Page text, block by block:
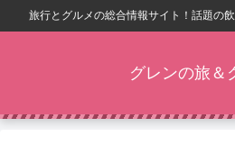
旅行とグルメの総合情報サイト！話題の
グレンの旅＆